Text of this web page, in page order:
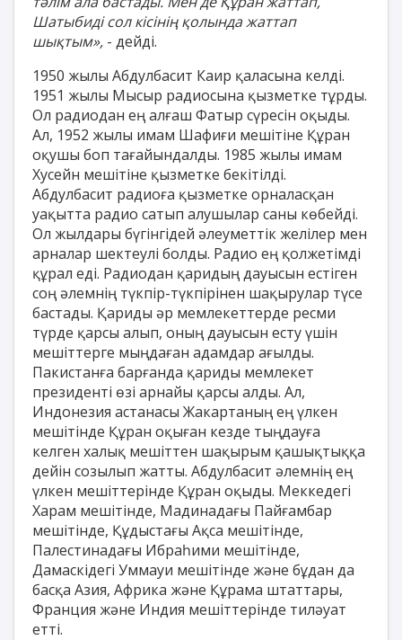
Шатыбиді сол кісінің қолында жаттап
шықтым», - дейді.
1950 жылы Абдулбасит Каир қаласына келді.
1951 жылы Мысыр радиосына қызметке тұрды.
Ол радиодан ең алғаш Фатыр сүресін оқыды.
Ал, 1952 жылы имам Шафиғи мешітіне Құран
оқушы боп тағайындалды. 1985 жылы имам
Хусейн мешітіне қызметке бекітілді.
Абдулбасит радиоға қызметке орналасқан
уақытта радио сатып алушылар саны көбейді.
Ол жылдары бүгінгідей әлеуметтік желілер мен
арналар шектеулі болды. Радио ең қолжетімді
құрал еді. Радиодан қаридың дауысын естіген
соң әлемнің түкпір-түкпірінен шақырулар түсе
бастады. Қариды әр мемлекеттерде ресми
түрде қарсы алып, оның дауысын есту үшін
мешіттерге мыңдаған адамдар ағылды.
Пакистанға барғанда қариды мемлекет
президенті өзі арнайы қарсы алды. Ал,
Индонезия астанасы Жакартаның ең үлкен
мешітінде Құран оқыған кезде тыңдауға
келген халық мешіттен шақырым қашықтыққа
дейін созылып жатты. Абдулбасит әлемнің ең
үлкен мешіттерінде Құран оқыды. Меккедегі
Харам мешітінде, Мадинадағы Пайғамбар
мешітінде, Құдыстағы Ақса мешітінде,
Палестинадағы Ибраһими мешітінде,
Дамаскідегі Уммауи мешітінде және бұдан да
басқа Азия, Африка және Құрама штаттары,
Франция және Индия мешіттерінде тиләуат
етті.